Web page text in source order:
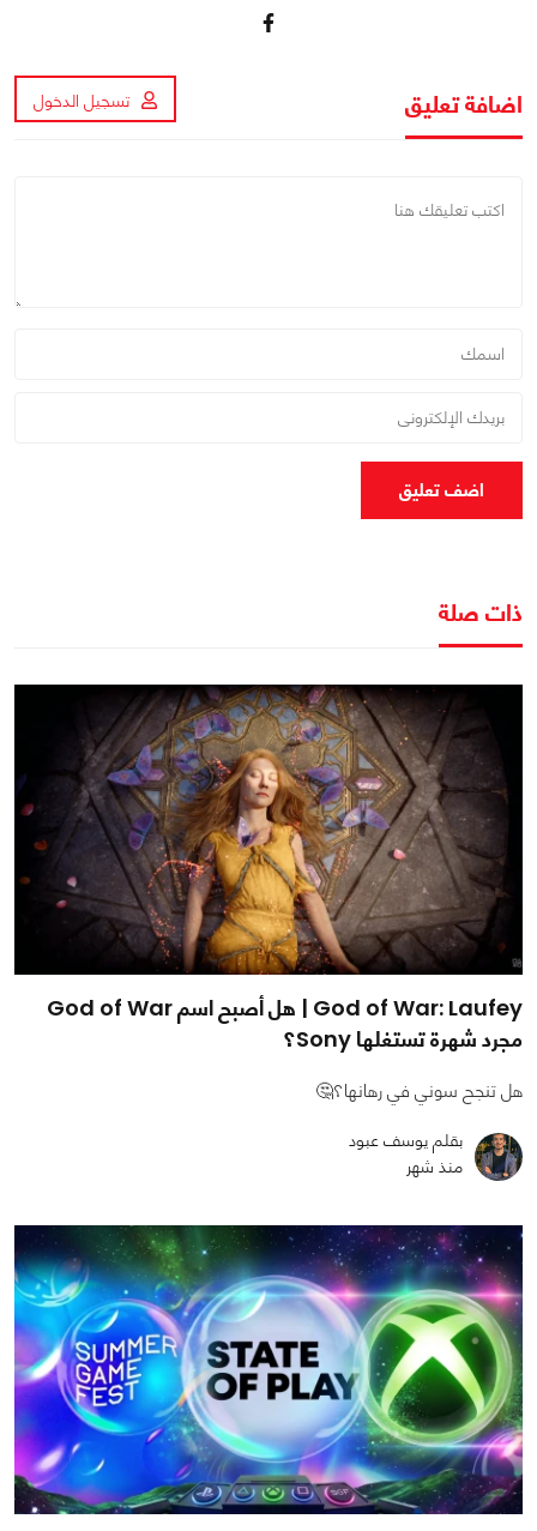
اضافة تعليق تسجيل الدخول
اضف تعليق
ذات صلة
God of War: Laufey | هل أصبح اسم God of War
مجرد شهرة تستغلها Sony؟
هل تنجح سوني في رهانها؟🤔
بقلم يوسف عبود
منذ شهر